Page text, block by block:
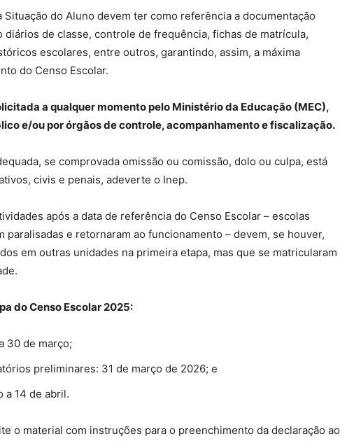
do Aluno devem ter como referência a documentação
diários de classe, controle de frequência, fichas de matrícula,
escolares, entre outros, garantindo, assim, a máxima
do Censo Escolar.
a qualquer momento pelo Ministério da Educação (MEC),
e/ou por órgãos de controle, acompanhamento e fiscalização.
se comprovada omissão ou comissão, dolo ou culpa, está
civis e penais, adeverte o Inep.
após a data de referência do Censo Escolar – escolas
paralisadas e retornaram ao funcionamento – devem, se houver,
em outras unidades na primeira etapa, mas que se matricularam
do Censo Escolar 2025:
de março;
preliminares: 31 de março de 2026; e
14 de abril.
o material com instruções para o preenchimento da declaração ao